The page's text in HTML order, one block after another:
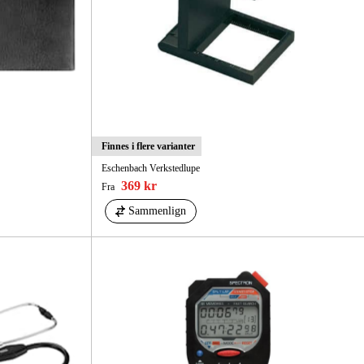
Finnes i flere varianter
Eschenbach Verkstedlupe
Fra 369 kr
Sammenlign